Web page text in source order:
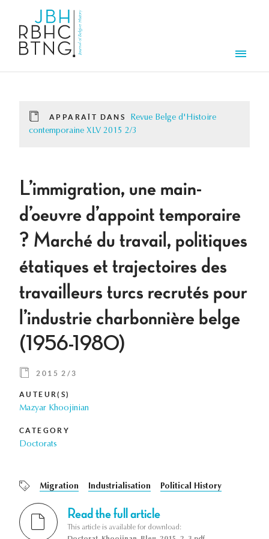
APPARAÎT DANS
Revue Belge d'Histoire
contemporaine XLV 2015 2/3
L’immigration, une main-
d’oeuvre d’appoint temporaire
? Marché du travail, politiques
étatiques et trajectoires des
travailleurs turcs recrutés pour
l’industrie charbonnière belge
(1956-1980)
2015 2/3
AUTEUR(S)
Mazyar Khoojinian
CATEGORY
Doctorats
Migration Industrialisation Political History
Read the full article
This article is available for download: